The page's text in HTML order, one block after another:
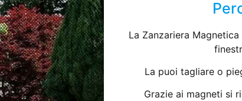
La Zanzariera
La puoi tagliare o
Grazie ai magneti si